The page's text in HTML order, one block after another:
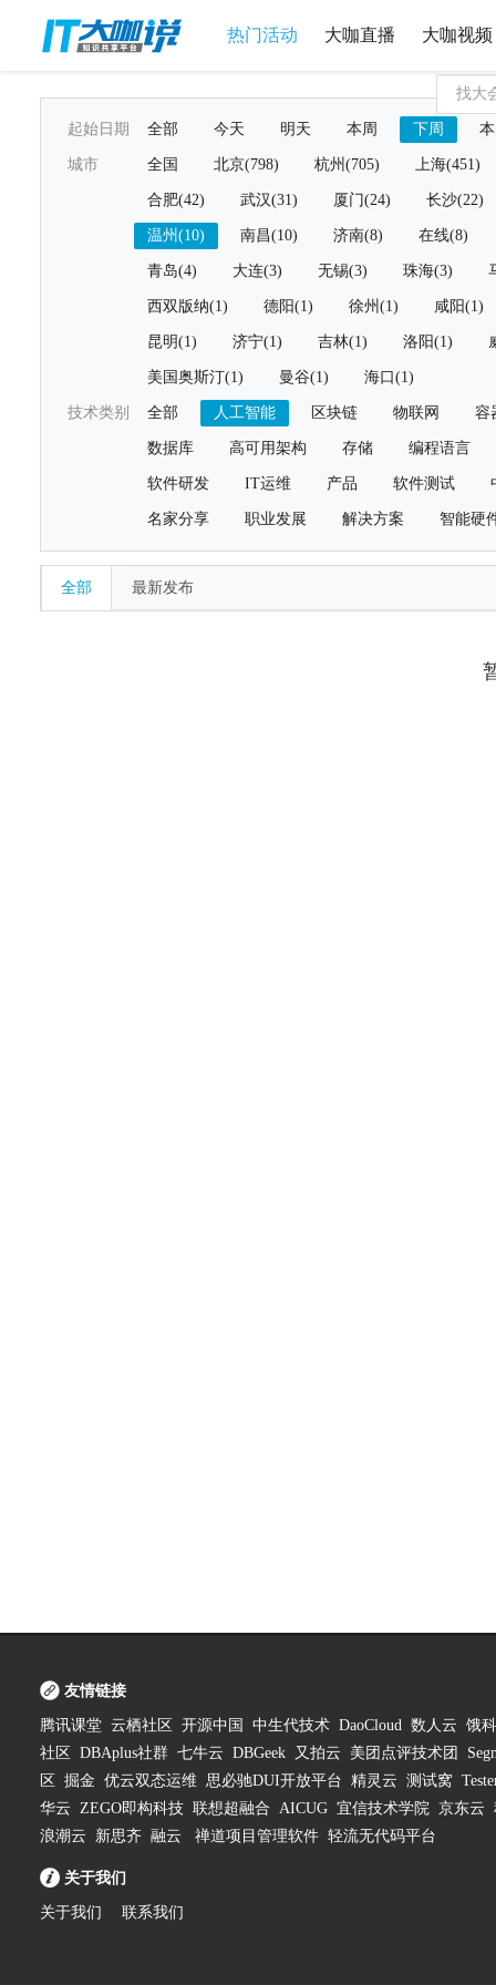
热门活动 大咖直播 大咖视频
起始日期 全部 今天 明天 本周 下周
城市 全国 北京(798) 杭州(705) 上海(451)
合肥(42) 武汉(31) 厦门(24) 长沙(22)
温州(10) 南昌(10) 济南(8) 在线(8)
青岛(4) 大连(3) 无锡(3) 珠海(3)
西双版纳(1) 德阳(1) 徐州(1) 咸阳(1)
昆明(1) 济宁(1) 吉林(1) 洛阳(1)
美国奥斯汀(1) 曼谷(1) 海口(1)
技术类别 全部 人工智能 区块链 物联网 容
数据库 高可用架构 存储 编程语言
软件研发 IT运维 产品 软件测试
名家分享 职业发展 解决方案 智能硬
全部 最新发布
友情链接
腾讯课堂 云栖社区 开源中国 中生代技术 DaoCloud 数人云 饿
社区
DBAplus社群 七牛云 DBGeek 又拍云 美团点评技术团
区
掘金 优云双态运维 思必驰DUI开放平台 精灵云 测试窝
华云 ZEGO即构科技 联想超融合 AICUG 宜信技术学院 京东云
浪潮云
新思齐 融云 禅道项目管理软件 轻流无代码平台
关于我们
关于我们 联系我们